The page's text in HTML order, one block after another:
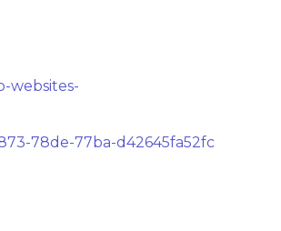
websites-
78de-77ba-d42645fa52fc